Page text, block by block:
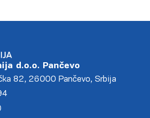
d.o.o. Pančevo
82, 26000 Pančevo, Srbija